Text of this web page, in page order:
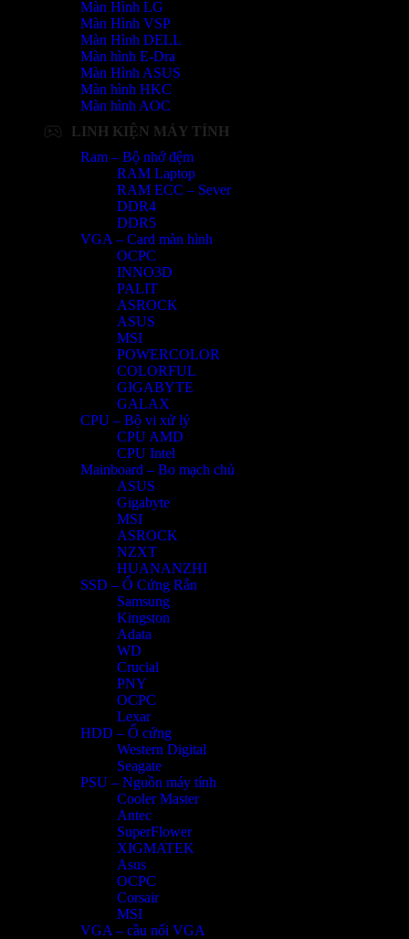
Màn Hình LG
Màn Hình VSP
Màn Hình DELL
Màn hình E-Dra
Màn Hình ASUS
Màn hình HKC
Màn hình AOC
LINH KIỆN MÁY TÍNH
Ram – Bộ nhớ đệm
RAM Laptop
RAM ECC – Sever
DDR4
DDR5
VGA – Card màn hình
OCPC
INNO3D
PALIT
ASROCK
ASUS
MSI
POWERCOLOR
COLORFUL
GIGABYTE
GALAX
CPU – Bộ vi xử lý
CPU AMD
CPU Intel
Mainboard – Bo mạch chủ
ASUS
Gigabyte
MSI
ASROCK
NZXT
HUANANZHI
SSD – Ổ Cứng Rắn
Samsung
Kingston
Adata
WD
Crucial
PNY
OCPC
Lexar
HDD – Ổ cứng
Western Digital
Seagate
PSU – Nguồn máy tính
Cooler Master
Antec
SuperFlower
XIGMATEK
Asus
OCPC
Corsair
MSI
VGA – cầu nối VGA